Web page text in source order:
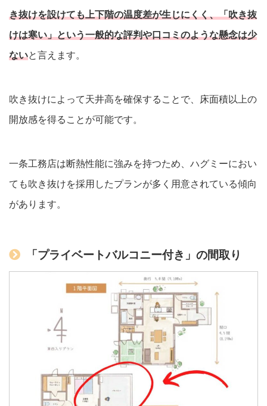
き抜けを設けても上下階の温度差が生じにくく、「吹き抜
けは寒い」という一般的な評判や口コミのような懸念は少
ないと言えます。
吹き抜けによって天井高を確保することで、床面積以上の
開放感を得ることが可能です。
一条工務店は断熱性能に強みを持つため、ハグミーにおい
ても吹き抜けを採用したプランが多く用意されている傾向
があります。
「プライベートバルコニー付き」の間取り